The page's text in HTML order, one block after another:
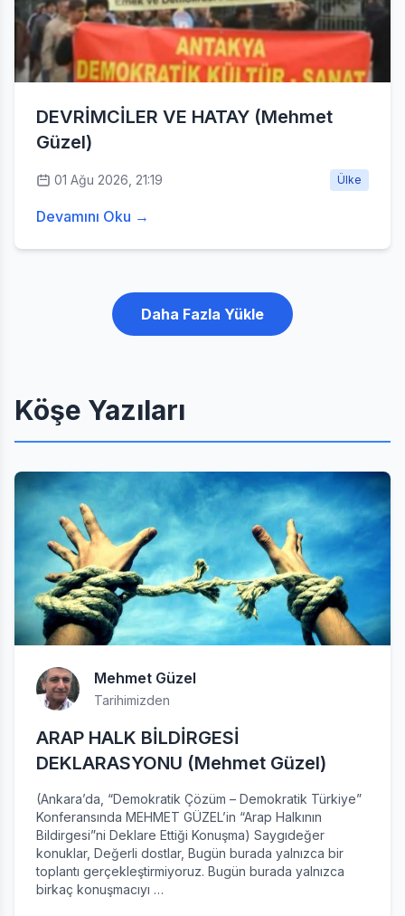
DEVRİMCİLER VE HATAY (Mehmet
Güzel)
01 Ağu 2026, 21:19 Ülke
Devamını Oku →
Daha Fazla Yükle
Köşe Yazıları
Mehmet Güzel
Tarihimizden
ARAP HALK BİLDİRGESİ
DEKLARASYONU (Mehmet Güzel)
(Ankara’da, “Demokratik Çözüm – Demokratik Türkiye”
Konferansında MEHMET GÜZEL’in “Arap Halkının
Bildirgesi”ni Deklare Ettiği Konuşma) Saygıdeğer
konuklar, Değerli dostlar, Bugün burada yalnızca bir
toplantı gerçekleştirmiyoruz. Bugün burada yalnızca
birkaç konuşmacıyı …